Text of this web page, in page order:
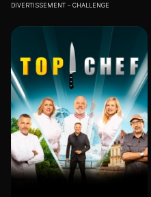
DIVERTISSEMENT CHALLENGE